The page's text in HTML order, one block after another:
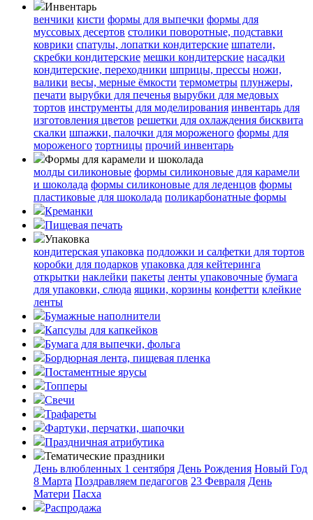
Инвентарь
венчики кисти формы для выпечки формы для
муссовых десертов столики поворотные, подставки
коврики cпатулы, лопатки кондитерские шпатели,
скребки кондитерские мешки кондитерские насадки
кондитерские, переходники шприцы, прессы ножи,
валики весы, мерные ёмкости термометры плунжеры,
печати вырубки для печенья вырубки для медовых
тортов инструменты для моделирования инвентарь для
изготовления цветов решетки для охлаждения бисквита
скалки шпажки, палочки для мороженого формы для
мороженого тортницы прочий инвентарь
Формы для карамели и шоколада
молды силиконовые формы силиконовые для карамели
и шоколада формы силиконовые для леденцов формы
пластиковые для шоколада поликарбонатные формы
Креманки
Пищевая печать
Упаковка
кондитерская упаковка подложки и салфетки для тортов
коробки для подарков упаковка для кейтеринга
открытки наклейки пакеты ленты упаковочные бумага
для упаковки, слюда ящики, корзины конфетти клейкие
ленты
Бумажные наполнители
Капсулы для капкейков
Бумага для выпечки, фольга
Бордюрная лента, пищевая пленка
Постаментные ярусы
Топперы
Свечи
Трафареты
Фартуки, перчатки, шапочки
Праздничная атрибутика
Тематические праздники
День влюбленных 1 сентября День Рождения Новый Год
8 Марта Поздравляем педагогов 23 Февраля День
Матери Пасха
Распродажа